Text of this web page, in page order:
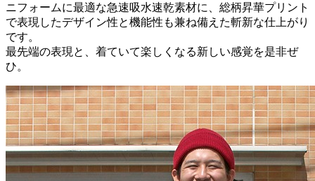
ニフォームに最適な急速吸水速乾素材に、総柄昇華プリント
で表現したデザイン性と機能性も兼ね備えた斬新な仕上がり
です。
最先端の表現と、着ていて楽しくなる新しい感覚を是非ぜ
ひ。